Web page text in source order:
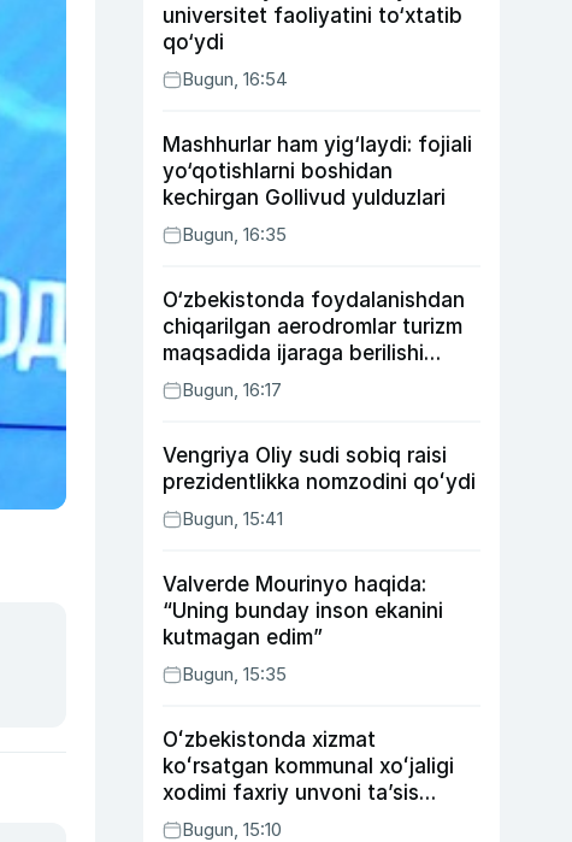
universitet faoliyatini to‘xtatib
qo‘ydi
Bugun, 16:54
Mashhurlar ham yig‘laydi: fojiali
yo‘qotishlarni boshidan
kechirgan Gollivud yulduzlari
Bugun, 16:35
O‘zbekistonda foydalanishdan
chiqarilgan aerodromlar turizm
maqsadida ijaraga berilishi
mumkin
Bugun, 16:17
Vengriya Oliy sudi sobiq raisi
prezidentlikka nomzodini qoʻydi
Bugun, 15:41
Valverde Mourinyo haqida:
“Uning bunday inson ekanini
kutmagan edim”
Bugun, 15:35
Oʻzbekistonda xizmat
koʻrsatgan kommunal xoʻjaligi
xodimi faxriy unvoni taʼsis
etilishi mumkin
Bugun, 15:10